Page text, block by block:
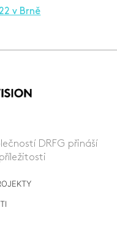
v Brně
DRFG přináší